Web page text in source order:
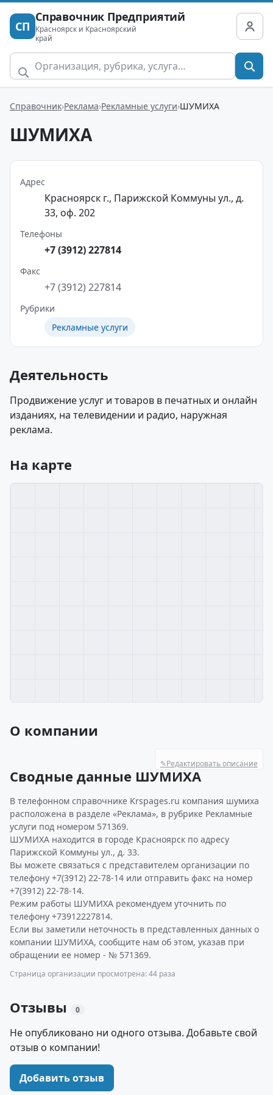
СП
Справочник Предприятий
Красноярск и Красноярский
край
Справочник Реклама Рекламные услуги ШУМИХА
ШУМИХА
Адрес
Красноярск г., Парижской Коммуны ул., д.
33, оф. 202
Телефоны
+7 (3912) 227814
Факс
+7 (3912) 227814
Рубрики
Рекламные услуги
Деятельность
Продвижение услуг и товаров в печатных и онлайн
изданиях, на телевидении и радио, наружная
реклама.
На карте
О компании
✎Редактировать описание
Сводные данные ШУМИХА
В телефонном справочнике Krspages.ru компания шумиха
расположена в разделе «Реклама», в рубрике Рекламные
услуги под номером 571369.
ШУМИХА находится в городе Красноярск по адресу
Парижской Коммуны ул., д. 33.
Вы можете связаться с представителем организации по
телефону +7(3912) 22-78-14 или отправить факс на номер
+7(3912) 22-78-14.
Режим работы ШУМИХА рекомендуем уточнить по
телефону +73912227814.
Если вы заметили неточность в представленных данных о
компании ШУМИХА, сообщите нам об этом, указав при
обращении ее номер - № 571369.
Страница организации просмотрена: 44 раза
Отзывы 0
Не опубликовано ни одного отзыва. Добавьте свой
отзыв о компании!
Добавить отзыв